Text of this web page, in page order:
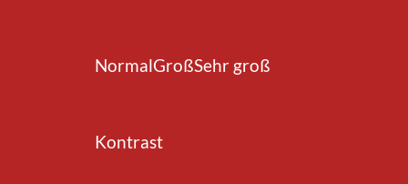
NormalGroßSehr groß
Kontrast